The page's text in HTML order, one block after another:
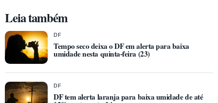
Leia também
DF
Tempo seco deixa o DF em alerta para baixa
umidade nesta quinta-feira (23)
DF
DF tem alerta laranja para baixa umidade de até